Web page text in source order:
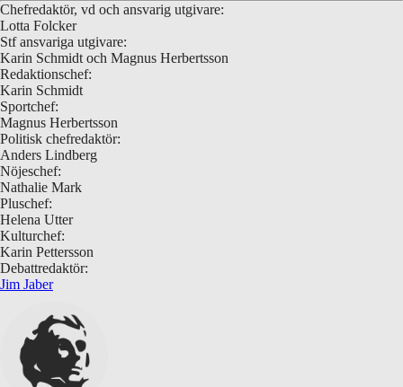
Chefredaktör, vd och ansvarig utgivare:
Lotta Folcker
Stf ansvariga utgivare:
Karin Schmidt och Magnus Herbertsson
Redaktionschef:
Karin Schmidt
Sportchef:
Magnus Herbertsson
Politisk chefredaktör:
Anders Lindberg
Nöjeschef:
Nathalie Mark
Pluschef:
Helena Utter
Kulturchef:
Karin Pettersson
Debattredaktör:
Jim Jaber